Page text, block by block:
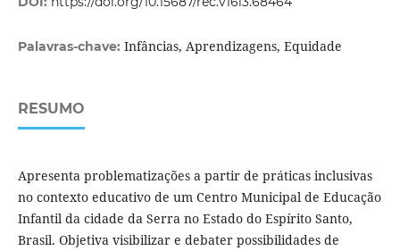
Palavras-chave: Infâncias, Aprendizagens, Equidade
RESUMO
Apresenta problematizações a partir de práticas inclusivas
no contexto educativo de um Centro Municipal de Educação
Infantil da cidade da Serra no Estado do Espírito Santo,
Brasil. Objetiva visibilizar e debater possibilidades de